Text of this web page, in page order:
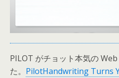
PILOT がチョット本気の
た。 PilotHandwriting Turns